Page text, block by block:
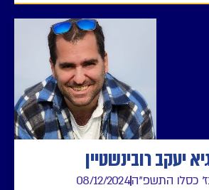
יעקב רובינשטיין
כסלו התשפ"ה08/12/2024